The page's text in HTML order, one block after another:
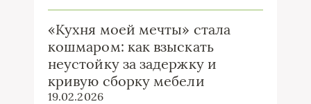
«Кухня моей мечты» стала
кошмаром: как взыскать
неустойку за задержку и
кривую сборку мебели
19.02.2026